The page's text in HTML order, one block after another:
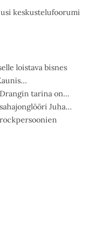
keskustelufoorumi
loistava bisnes
tarina on…
Juha…